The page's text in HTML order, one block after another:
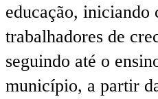
educação, iniciando
trabalhadores de
seguindo até o
município, a partir